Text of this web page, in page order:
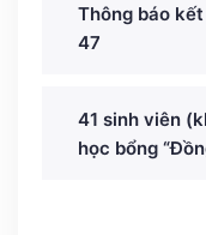
Thông báo
47
41 sinh viên
học bổng